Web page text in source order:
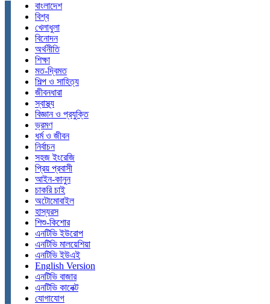
বাংলাদেশ
বিশ্ব
খেলাধুলা
বিনোদন
অর্থনীতি
শিক্ষা
মত-দ্বিমত
শিল্প ও সাহিত্য
জীবনধারা
স্বাস্থ্য
বিজ্ঞান ও প্রযুক্তি
ভ্রমণ
ধর্ম ও জীবন
নির্বাচন
সহজ ইংরেজি
প্রিয় প্রবাসী
আইন-কানুন
চাকরি চাই
অটোমোবাইল
হাস্যরস
শিশু-কিশোর
এনটিভি ইউরোপ
এনটিভি মালয়েশিয়া
এনটিভি ইউএই
English Version
এনটিভি বাজার
এনটিভি কানেক্ট
যোগাযোগ